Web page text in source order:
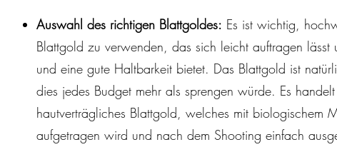
Auswahl des richtigen Blattgoldes: Es ist wichtig,
Blattgold zu verwenden, das sich leicht auftragen
und eine gute Haltbarkeit bietet. Das Blattgold ist
dies jedes Budget mehr als sprengen würde. Es
hautverträgliches Blattgold, welches mit biologischem
aufgetragen wird und nach dem Shooting einfach